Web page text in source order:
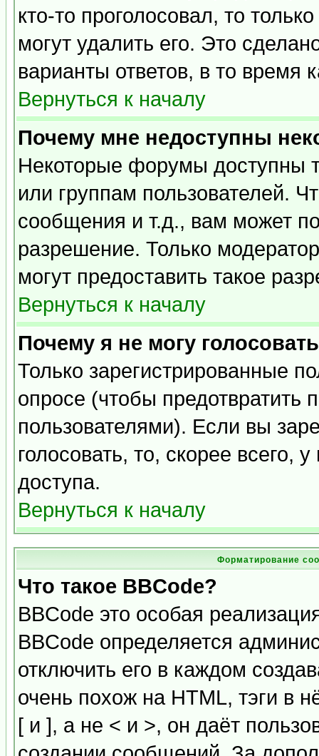
кто-то проголосовал, то
могут удалить его. Это
варианты ответов, в то время
Вернуться к началу
Почему мне недоступны
Некоторые форумы доступны
или группам пользователей.
сообщения и т.д., вам может
разрешение. Только
могут предоставить такое
Вернуться к началу
Почему я не могу
Только зарегистрированные
опросе (чтобы предотвратить
пользователями). Если вы
голосовать, то, скорее всего,
доступа.
Вернуться к началу
Форматирование
Что такое BBCode?
BBCode это особая
BBCode определяется
отключить его в каждом
очень похож на HTML, тэги в
[ и ], а не < и >, он даёт